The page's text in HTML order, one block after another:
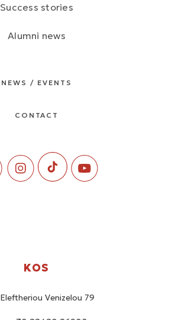
Success stories
Alumni news
NEWS / EVENTS
CONTACT
KOS
Eleftheriou Venizelou 79